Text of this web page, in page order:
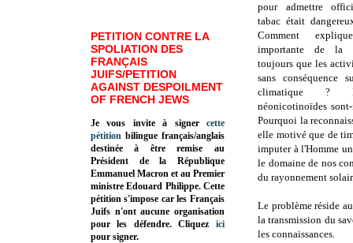
pour admettre
tabac était
Comment
importante de la
toujours que les
sans conséquence
climatique ?
néonicotinoïdes
Pourquoi la
elle motivé que de
imputer à l'Homme
le domaine de nos
du rayonnement
Le problème réside
la transmission du
les connaissances.
PETITION CONTRE LA
SPOLIATION DES
FRANÇAIS
JUIFS/PETITION
AGAINST DESPOILMENT
OF FRENCH JEWS
Je vous invite à signer cette
pétition bilingue français/anglais
destinée à être remise au
Président de la République
Emmanuel Macron et au Premier
ministre Edouard Philippe. Cette
pétition s'impose car les Français
Juifs n'ont aucune organisation
pour les défendre. Cliquez
ici
pour signer.